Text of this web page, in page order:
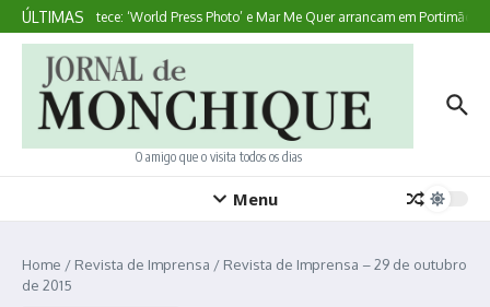
Ir para o conteúdo
ÚLTIMAS
Aqui Acontece: ‘World Press Photo’ e Mar Me Quer arrancam em Portimão
O amigo que o visita todos os dias
Menu
Home / Revista de Imprensa / Revista de Imprensa – 29 de outubro
de 2015